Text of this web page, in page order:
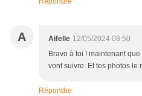
A Aifelle 12/05/2024 08:50
Bravo à toi ! maintenant
vont suivre. Et tes photos le
Répondre